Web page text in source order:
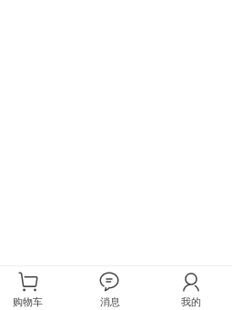
购物车 消息 我的